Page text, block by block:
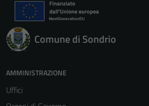
Comune di Sondrio
AMMINISTRAZIONE
Uffici